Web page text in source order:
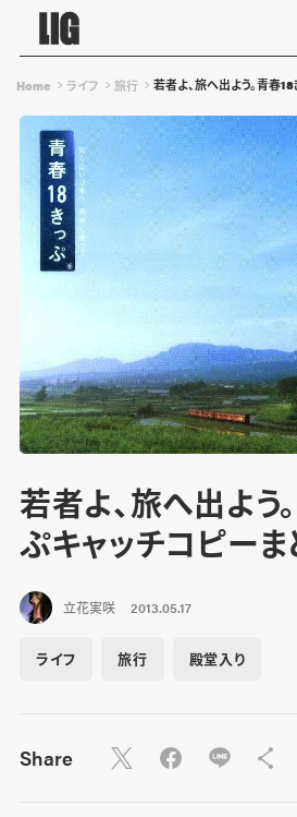
Home ライフ 旅行 若者よ、旅へ出よう。青春
若者よ、旅へ出よう
ぷキャッチコピー
立花実咲 2013.05.17
ライフ 旅行 殿堂入り
Share